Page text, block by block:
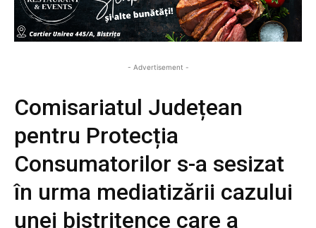
- Advertisement -
Comisariatul Județean
pentru Protecția
Consumatorilor s-a sesizat
în urma mediatizării cazului
unei bistrițence care a